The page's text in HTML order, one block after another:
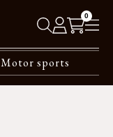
0
Motor sports